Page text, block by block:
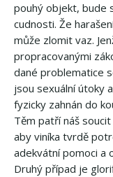
pouhý objekt, bude
cudnosti. Že
může zlomit vaz.
propracovanými
dané problematice
jsou sexuální útoky
fyzicky zahnán do
Těm patří náš
aby viníka tvrdě
adekvátní pomoci a
Druhý případ je